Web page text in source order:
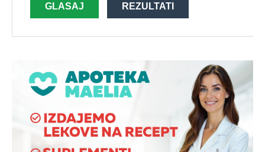
GLASAJ REZULTATI